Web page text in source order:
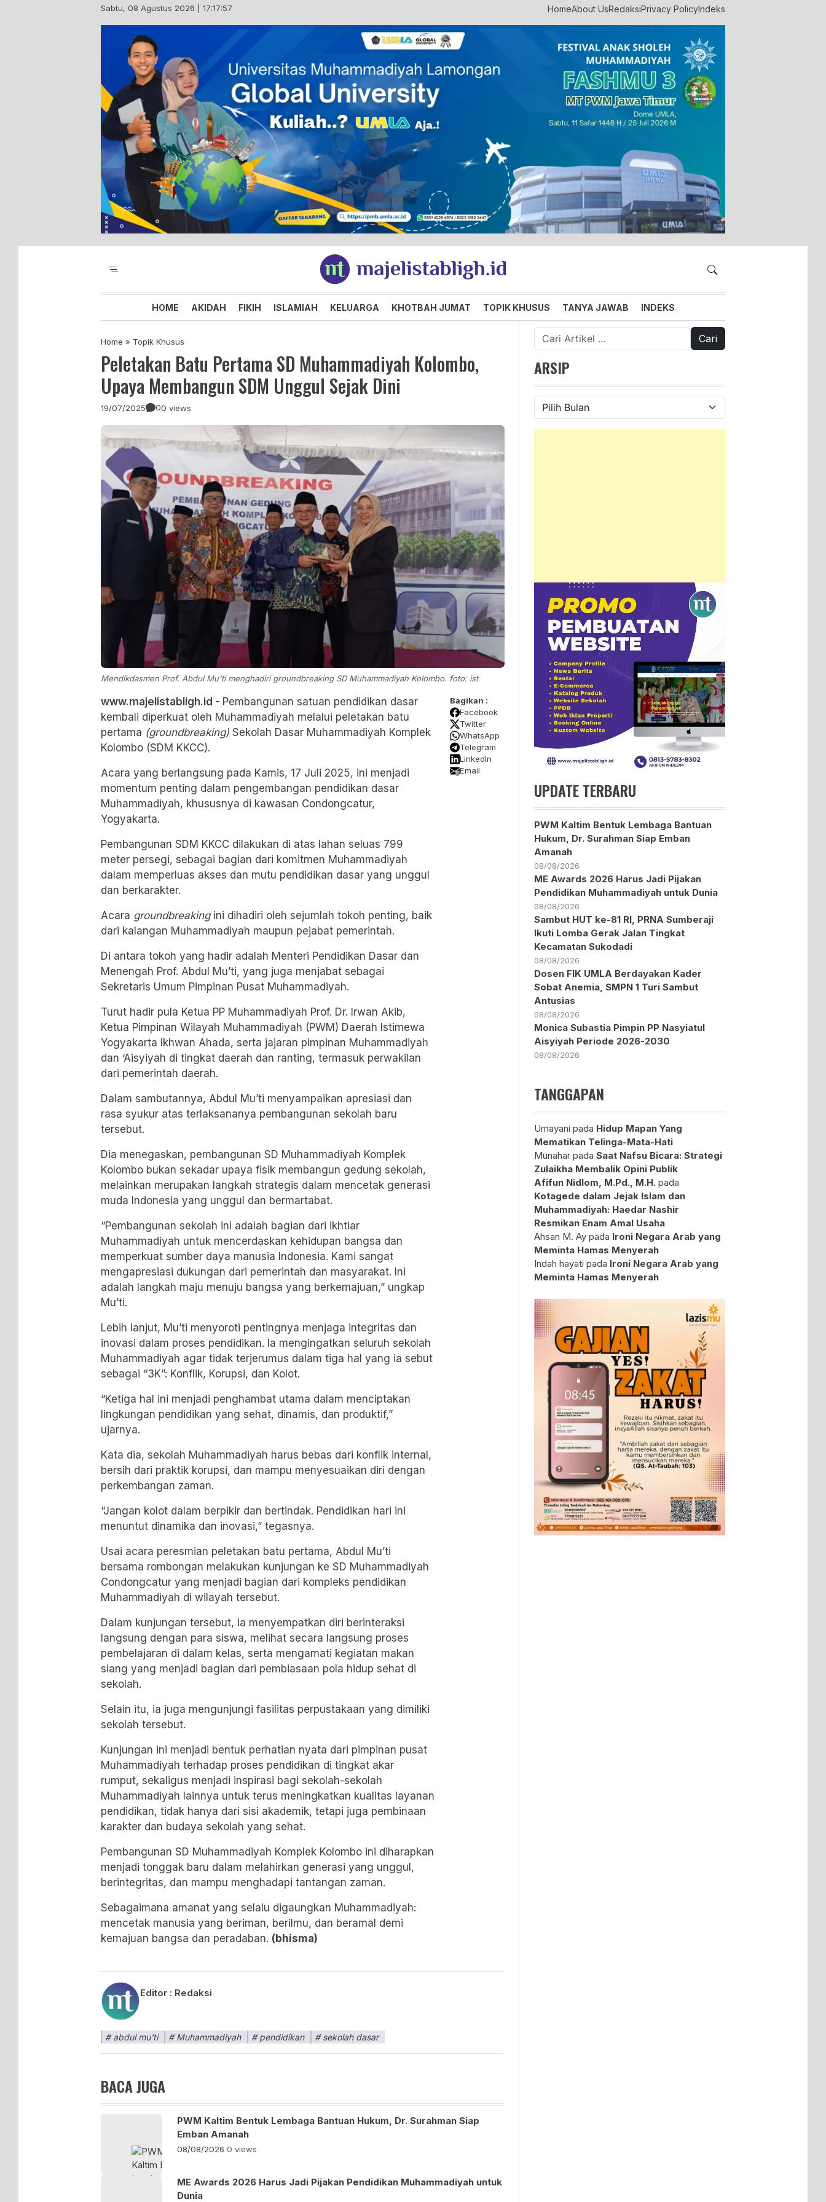
Sabtu, 08 Agustus 2026 | 17:17:58 HomeAbout UsRedaksiPrivacy PolicyIndeks
Majelis Tabligh Muhammadiyah
Syiar Dakwah Islam Berkemajuan dan Menggembirakan
HOME AKIDAH FIKIH ISLAMIAH KELUARGA KHOTBAH JUMAT TOPIK KHUSUS TANYA JAWAB INDEKS
Home » Topik Khusus
Peletakan Batu Pertama SD Muhammadiyah Kolombo,
Upaya Membangun SDM Unggul Sejak Dini
19/07/2025 00 views
Mendikdasmen Prof. Abdul Mu'ti menghadiri groundbreaking SD Muhammadiyah Kolombo. foto: ist
www.majelistabligh.id - Pembangunan satuan pendidikan dasar
kembali diperkuat oleh Muhammadiyah melalui peletakan batu
pertama (groundbreaking) Sekolah Dasar Muhammadiyah Komplek
Kolombo (SDM KKCC).
Acara yang berlangsung pada Kamis, 17 Juli 2025, ini menjadi
momentum penting dalam pengembangan pendidikan dasar
Muhammadiyah, khususnya di kawasan Condongcatur,
Yogyakarta.
Pembangunan SDM KKCC dilakukan di atas lahan seluas 799
meter persegi, sebagai bagian dari komitmen Muhammadiyah
dalam memperluas akses dan mutu pendidikan dasar yang unggul
dan berkarakter.
Acara groundbreakingini dihadiri oleh sejumlah tokoh penting, baik
dari kalangan Muhammadiyah maupun pejabat pemerintah.
Di antara tokoh yang hadir adalah Menteri Pendidikan Dasar dan
Menengah Prof. Abdul Mu’ti, yang juga menjabat sebagai
Sekretaris Umum Pimpinan Pusat Muhammadiyah.
Turut hadir pula Ketua PP Muhammadiyah Prof. Dr. Irwan Akib,
Ketua Pimpinan Wilayah Muhammadiyah (PWM) Daerah Istimewa
Yogyakarta Ikhwan Ahada, serta jajaran pimpinan Muhammadiyah
dan ‘Aisyiyah di tingkat daerah dan ranting, termasuk perwakilan
dari pemerintah daerah.
Dalam sambutannya, Abdul Mu’ti menyampaikan apresiasi dan
rasa syukur atas terlaksananya pembangunan sekolah baru
tersebut.
Dia menegaskan, pembangunan SD Muhammadiyah Komplek
Kolombo bukan sekadar upaya fisik membangun gedung sekolah,
melainkan merupakan langkah strategis dalam mencetak generasi
muda Indonesia yang unggul dan bermartabat.
“Pembangunan sekolah ini adalah bagian dari ikhtiar
Muhammadiyah untuk mencerdaskan kehidupan bangsa dan
memperkuat sumber daya manusia Indonesia. Kami sangat
mengapresiasi dukungan dari pemerintah dan masyarakat. Ini
adalah langkah maju menuju bangsa yang berkemajuan,” ungkap
Mu’ti.
Lebih lanjut, Mu’ti menyoroti pentingnya menjaga integritas dan
inovasi dalam proses pendidikan. Ia mengingatkan seluruh sekolah
Muhammadiyah agar tidak terjerumus dalam tiga hal yang ia sebut
sebagai “3K”: Konflik, Korupsi, dan Kolot.
“Ketiga hal ini menjadi penghambat utama dalam menciptakan
lingkungan pendidikan yang sehat, dinamis, dan produktif,”
ujarnya.
Kata dia, sekolah Muhammadiyah harus bebas dari konflik internal,
bersih dari praktik korupsi, dan mampu menyesuaikan diri dengan
perkembangan zaman.
“Jangan kolot dalam berpikir dan bertindak. Pendidikan hari ini
menuntut dinamika dan inovasi,” tegasnya.
Usai acara peresmian peletakan batu pertama, Abdul Mu’ti
bersama rombongan melakukan kunjungan ke SD Muhammadiyah
Condongcatur yang menjadi bagian dari kompleks pendidikan
Muhammadiyah di wilayah tersebut.
Dalam kunjungan tersebut, ia menyempatkan diri berinteraksi
langsung dengan para siswa, melihat secara langsung proses
pembelajaran di dalam kelas, serta mengamati kegiatan makan
siang yang menjadi bagian dari pembiasaan pola hidup sehat di
sekolah.
Selain itu, ia juga mengunjungi fasilitas perpustakaan yang dimiliki
sekolah tersebut.
Kunjungan ini menjadi bentuk perhatian nyata dari pimpinan pusat
Muhammadiyah terhadap proses pendidikan di tingkat akar
rumput, sekaligus menjadi inspirasi bagi sekolah-sekolah
Muhammadiyah lainnya untuk terus meningkatkan kualitas layanan
pendidikan, tidak hanya dari sisi akademik, tetapi juga pembinaan
karakter dan budaya sekolah yang sehat.
Pembangunan SD Muhammadiyah Komplek Kolombo ini diharapkan
menjadi tonggak baru dalam melahirkan generasi yang unggul,
berintegritas, dan mampu menghadapi tantangan zaman.
Sebagaimana amanat yang selalu digaungkan Muhammadiyah:
mencetak manusia yang beriman, berilmu, dan beramal demi
kemajuan bangsa dan peradaban. (bhisma)
Bagikan :
Facebook
Twitter
WhatsApp
Telegram
LinkedIn
Email
Editor : Redaksi
abdul mu'ti Muhammadiyah pendidikan sekolah dasar
BACA JUGA
PWM Kaltim Bentuk Lembaga Bantuan Hukum, Dr. Surahman Siap
Emban Amanah
08/08/2026 0 views
ME Awards 2026 Harus Jadi Pijakan Pendidikan Muhammadiyah untuk
Dunia
Cari
untuk:
ARSIP
Arsip
UPDATE TERBARU
PWM Kaltim Bentuk Lembaga Bantuan
Hukum, Dr. Surahman Siap Emban
Amanah
08/08/2026
ME Awards 2026 Harus Jadi Pijakan
Pendidikan Muhammadiyah untuk Dunia
08/08/2026
Sambut HUT ke-81 RI, PRNA Sumberaji
Ikuti Lomba Gerak Jalan Tingkat
Kecamatan Sukodadi
08/08/2026
Dosen FIK UMLA Berdayakan Kader
Sobat Anemia, SMPN 1 Turi Sambut
Antusias
08/08/2026
Monica Subastia Pimpin PP Nasyiatul
Aisyiyah Periode 2026-2030
08/08/2026
TANGGAPAN
Umayani pada Hidup Mapan Yang
Mematikan Telinga-Mata-Hati
Munahar padaSaat Nafsu Bicara: Strategi
Zulaikha Membalik Opini Publik
Afifun Nidlom, M.Pd., M.H. pada
Kotagede dalam Jejak Islam dan
Muhammadiyah: Haedar Nashir
Resmikan Enam Amal Usaha
Ahsan M. Ay pada Ironi Negara Arab yang
Meminta Hamas Menyerah
Indah hayati pada Ironi Negara Arab yang
Meminta Hamas Menyerah